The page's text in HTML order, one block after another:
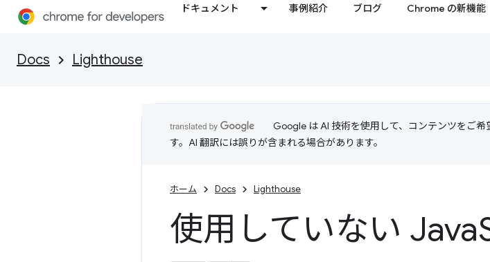
ドキュメント 事例紹介 ブログ Chrome の新機能
Docs Lighthouse
Google は AI 技術を使用して、コンテンツをご希
す。AI 翻訳には誤りが含まれる場合があります。
ホーム Docs Lighthouse
使用していない Java